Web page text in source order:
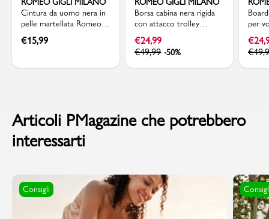
Cintura da uomo nera in
pelle martellata Romeo
Gigli Milano
€15,99
Borsa cabina nera rigida
con attacco trolley
Romeo Gigi Milano
€24,99
€49,99 -50%
per
Gigli
€
€
Articoli PMagazine che potrebbero
interessarti
Consigli